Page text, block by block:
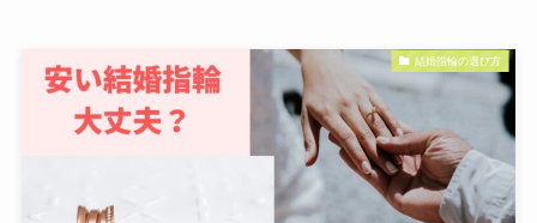
結婚指輪の選び方